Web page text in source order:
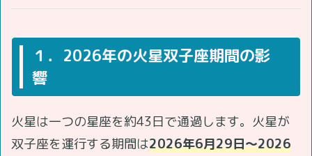
１．2026年の火星双子座期間の影
響
火星は一つの星座を約43日で通過します。火星が
双子座を運行する期間は2026年6月29日～2026